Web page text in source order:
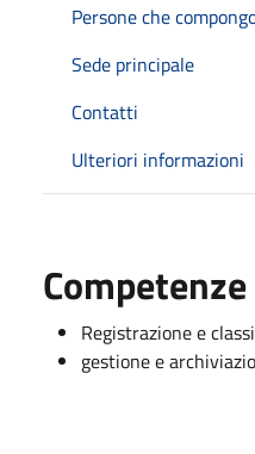
Persone che
Sede principale
Contatti
Ulteriori informazioni
Competenze
Registrazione e
gestione e